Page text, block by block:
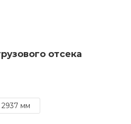
отсека
2937 мм